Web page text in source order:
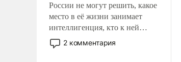
России не могут решить, какое
место в её жизни занимает
интеллигенция, кто к ней
принадлежит, а кого из неё
исключили с правом
2 комментария